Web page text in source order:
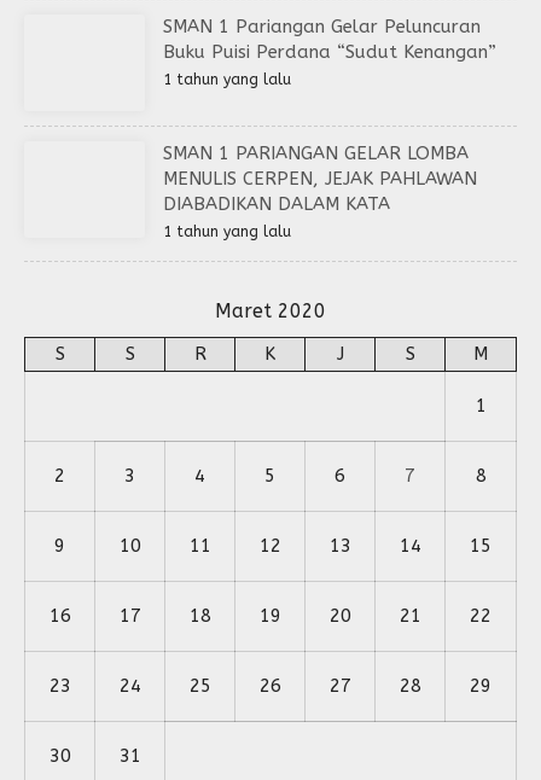
SMAN 1 Pariangan Gelar Peluncuran
Buku Puisi Perdana “Sudut Kenangan”
1 tahun yang lalu
SMAN 1 PARIANGAN GELAR LOMBA
MENULIS CERPEN, JEJAK PAHLAWAN
DIABADIKAN DALAM KATA
1 tahun yang lalu
Maret 2020
S S R K J S M
1
2 3 4 5 6 7 8
9 10 11 12 13 14 15
16 17 18 19 20 21 22
23 24 25 26 27 28 29
30 31